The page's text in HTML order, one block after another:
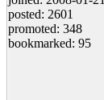
posted: 2601
promoted: 348
bookmarked: 95